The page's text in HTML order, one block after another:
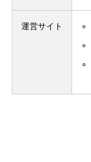
運営サイト